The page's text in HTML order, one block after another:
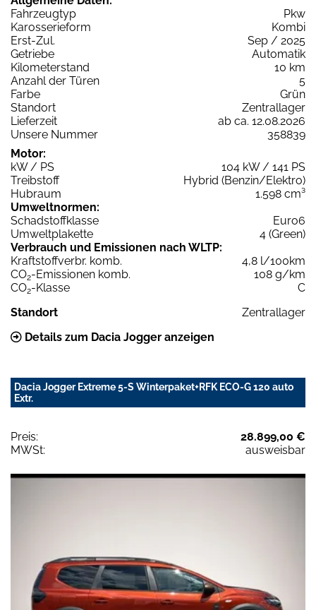
Fahrzeugtyp
Pkw
Karosserieform
Kombi
Erst-Zul.
Sep / 2025
Getriebe
Automatik
Kilometerstand
10 km
Anzahl der Türen
5
Farbe
Grün
Standort
Zentrallager
Lieferzeit
ab ca. 12.08.2026
Unsere Nummer
358839
Motor:
kW / PS
104 kW / 141 PS
Treibstoff
Hybrid (Benzin/Elektro)
Hubraum
1.598 cm³
Umweltnormen:
Schadstoffklasse
Euro6
Umweltplakette
4 (Green)
Verbrauch und Emissionen nach WLTP:
Kraftstoffverbr. komb.
4,8 l/100km
CO2-Emissionen komb.
108 g/km
CO2-Klasse
C
Standort
Zentrallager
Details zum Dacia Jogger anzeigen
Dacia Jogger Extreme 5-S Winterpaket+RFK ECO-G 120 auto
Extr.
Preis:
28.899,00 €
MWSt:
ausweisbar